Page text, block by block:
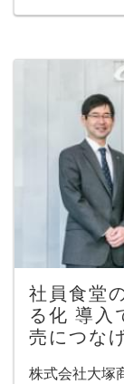
社員食堂
る化 導入
売につな
株式会社大塚